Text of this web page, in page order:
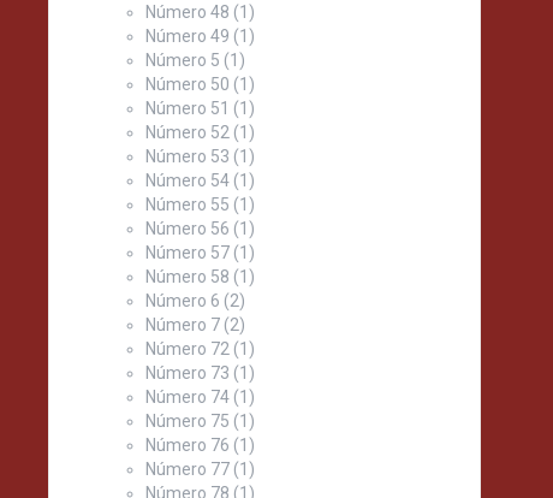
Número 48 (1)
Número 49 (1)
Número 5 (1)
Número 50 (1)
Número 51 (1)
Número 52 (1)
Número 53 (1)
Número 54(1)
Número 55 (1)
Número 56 (1)
Número 57(1)
Número 58 (1)
Número 6 (2)
Número 7(2)
Número 72 (1)
Número 73 (1)
Número 74(1)
Número 75 (1)
Número 76 (1)
Número 77(1)
Número 78 (1)